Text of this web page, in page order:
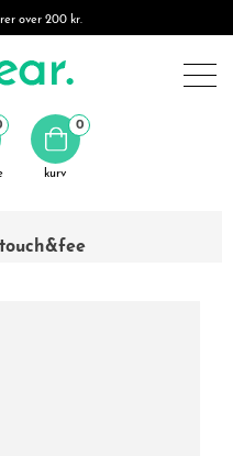
over 200 kr.
0
kurv